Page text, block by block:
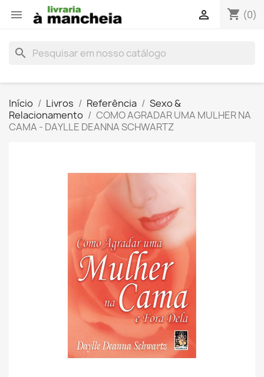
 shopping_cart (0)

search
Início Livros Referência
Sexo &
Relacionamento
COMO AGRADAR UMA MULHER NA
CAMA - DAYLLE DEANNA SCHWARTZ